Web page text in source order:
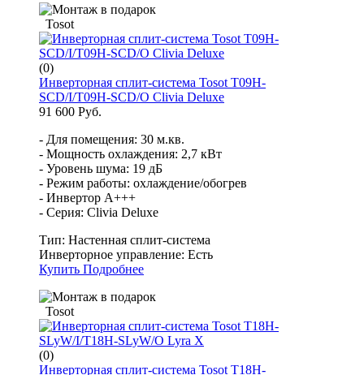
Tosot
(0)
Инверторная сплит-система Tosot T09H-
SCD/I/T09H-SCD/O Clivia Deluxe
91 600 Руб.
- Для помещения: 30 м.кв.
- Мощность охлаждения: 2,7 кВт
- Уровень шума: 19 дБ
- Режим работы: охлаждение/обогрев
- Инвертор A+++
- Серия: Clivia Deluxe
Тип: Настенная сплит-система
Инверторное управление: Есть
Купить Подробнее
Tosot
(0)
Инверторная сплит-система Tosot T18H-